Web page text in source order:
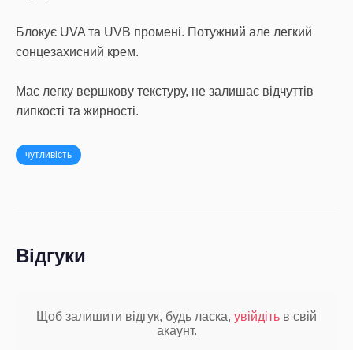
Блокує UVA та UVB промені. Потужний але легкий
сонцезахисний крем.
Має легку вершкову текстуру, не залишає відчуттів
липкості та жирності.
чутливість
Відгуки
Щоб залишити відгук, будь ласка, увійдіть в свій
акаунт.